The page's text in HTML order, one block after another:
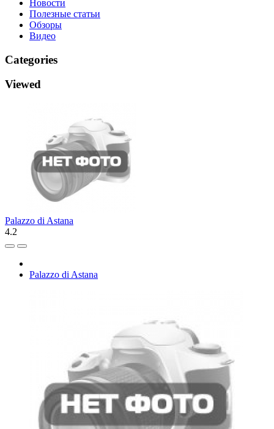
Новости
Полезные статьи
Обзоры
Видео
Categories
Viewed
Palazzo di Astana
4.2
Palazzo di Astana